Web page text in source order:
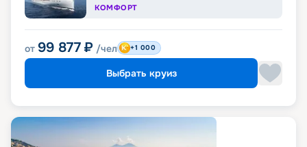
КОМФОРТ
от 99 877 ₽ /чел +1 000
Выбрать круиз